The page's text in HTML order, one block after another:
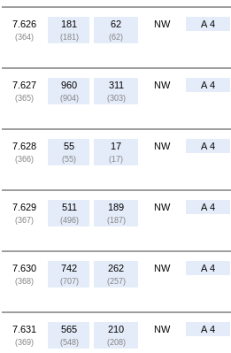
7.626
(364)
181
(181)
62
(62)
NW A 4
7.627
(365)
960
(904)
311
(303)
NW A 4
7.628
(366)
55
(55)
17
(17)
NW A 4
7.629
(367)
511
(496)
189
(187)
NW A 4
7.630
(368)
742
(707)
262
(257)
NW A 4
7.631
(369)
565
(548)
210
(208)
NW A 4